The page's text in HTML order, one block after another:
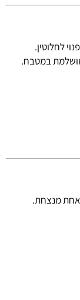
לחלוטין.
במטבח.
אחת מנצחת.